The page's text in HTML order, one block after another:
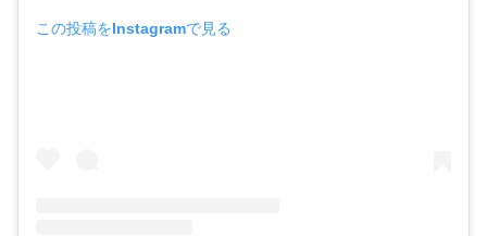
この投稿をInstagramで見る